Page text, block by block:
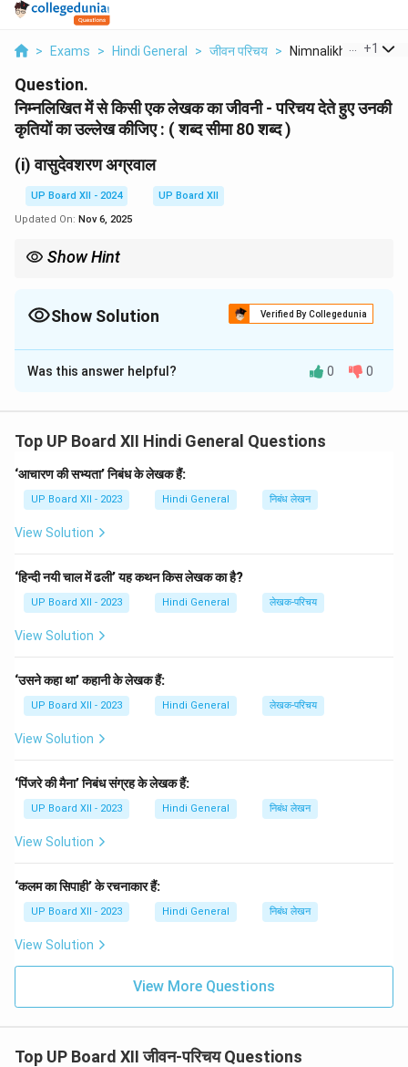
> Exams > Hindi General > जीवन परिचय > Nimnalikhit Mein Se
+1
Question.
निम्नलिखित में से किसी एक लेखक का जीवनी - परिचय देते हुए उनकी
कृतियों का उल्लेख कीजिए : ( शब्द सीमा 80 शब्द )
(i) वासुदेवशरण अग्रवाल
UP Board XII - 2024
UP Board XII
Updated On: Nov 6, 2025
Show Hint
करती हैं।Show Solution Verified By Collegedunia
Solution and Explanation
वासुदेवशरण अग्रवाल का जन्म 1904 में हुआ था। वे भारतीय संस्कृति,
रचनाओं में भारतीय संस्कृति और इतिहास का गहन विश्लेषण मिलता है।
वे भारतीय विद्या भवन और अन्य संस्थानों से जुड़े रहे। उन्होंने भारतीय
इतिहास को न केवल ऐतिहासिक संदर्भ में, बल्कि सांस्कृतिक विकास की
दृष्टि से प्रस्तुत किया। वे संस्कृत साहित्य, पौराणिक कथाओं और
भारतीय चित्रकला के विशिष्ट अध्येता थे। उनकी शोध-पद्धति ने
प्रमुख रचनाएँ:
∙
∙
∙
पाणिनिकालीन
गुप्तकालीन भारत–गुप्तकाल
रामायण:एक सांस्कृतिक अध्ययन–इसमें रामायण को सांस्कृतिक
उनकी रचनाएँ भारतीय संस्कृति और परंपराओं का वैज्ञानिक विश्लेषण
विचारक थे।
Was this answer helpful? 0 0
Top UP Board XII Hindi General Questions
‘आचारण की सभ्यता’ निबंध के लेखक हैं:
UP Board XII - 2023 Hindi General निबंध लेखन
View Solution
‘हिन्दी नयी चाल में ढली’ यह कथन किस लेखक का है?
UP Board XII - 2023 Hindi General लेखक-परिचय
View Solution
‘उसने कहा था’ कहानी के लेखक हैं:
UP Board XII - 2023 Hindi General लेखक-परिचय
View Solution
‘पिंजरे की मैना’ निबंध संग्रह के लेखक हैं:
UP Board XII - 2023 Hindi General निबंध लेखन
View Solution
‘कलम का सिपाही’ के रचनाकार हैं:
UP Board XII - 2023 Hindi General निबंध लेखन
View Solution
View More Questions
Top UP Board XII जीवन-परिचय Questions